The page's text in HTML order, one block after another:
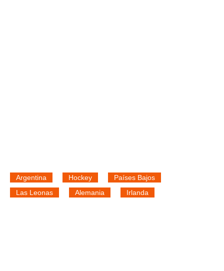
Argentina Hockey
Países Bajos
Las Leonas
Alemania Irlanda